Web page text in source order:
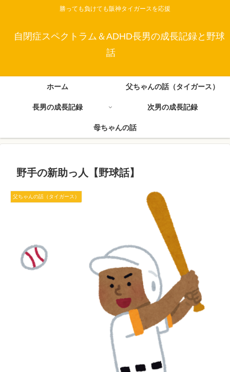
勝っても負けても阪神タイガースを応援
自閉症スペクトラム＆ADHD長男の成長記録と野球
話
ホーム 父ちゃんの話（タイガース）
長男の成長記録 次男の成長記録
母ちゃんの話
野手の新助っ人【野球話】
父ちゃんの話（タイガース）